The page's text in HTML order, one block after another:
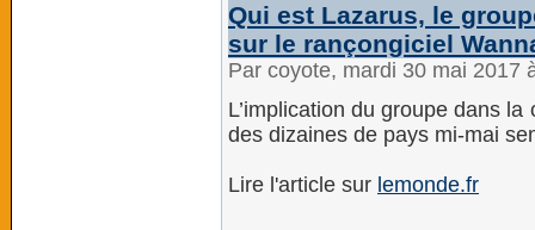
Qui est Lazarus, le
sur le rançongiciel
Par coyote, mardi 30 mai 2017
L’implication du groupe dans
des dizaines de pays mi-mai
Lire l'article sur lemonde.fr